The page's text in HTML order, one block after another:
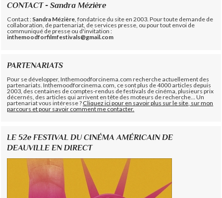
CONTACT - Sandra Mézière
Contact : Sandra Mézière , fondatrice du site en 2003. Pour toute demande de
collaboration, de partenariat, de services presse, ou pour tout envoi de
communiqué de presse ou d'invitation :
inthemoodforfilmfestivals@gmail.com
PARTENARIATS
Pour se développer, Inthemoodforcinema.com recherche actuellement des
partenariats. Inthemoodforcinema.com, ce sont plus de 4000 articles depuis
2003, des centaines de comptes-rendus de festivals de cinéma, plusieurs prix
décernés, des articles qui arrivent en tête des moteurs de recherche... Un
partenariat vous intéresse ?Cliquez ici pour en savoir plus sur le site, sur mon
parcours et pour savoir comment me contacter.
LE 52e FESTIVAL DU CINÉMA AMÉRICAIN DE
DEAUVILLE EN DIRECT